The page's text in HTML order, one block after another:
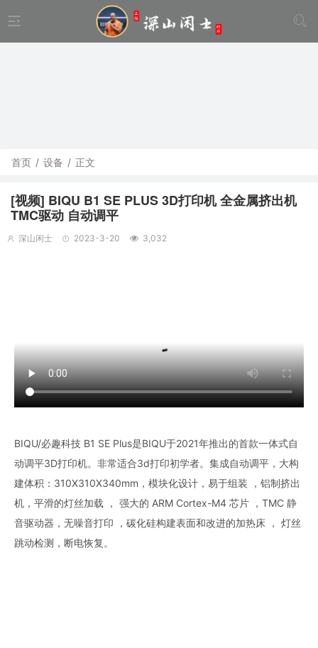
首页 / 设备 / 正文
[视频] BIQU B1 SE PLUS 3D打印机 全金属挤出机
TMC驱动 自动调平
深山闲士 2023-3-20 3,032
BIQU/必趣科技 B1 SE Plus是BIQU于2021年推出的首款一体式自
动调平3D打印机。非常适合3d打印初学者。集成自动调平，大构
建体积：310X310X340mm，模块化设计，易于组装 ，铝制挤出
机，平滑的灯丝加载 ， 强大的 ARM Cortex-M4 芯片 ，TMC 静
音驱动器，无噪音打印 ，碳化硅构建表面和改进的加热床 ， 灯丝
跳动检测，断电恢复。